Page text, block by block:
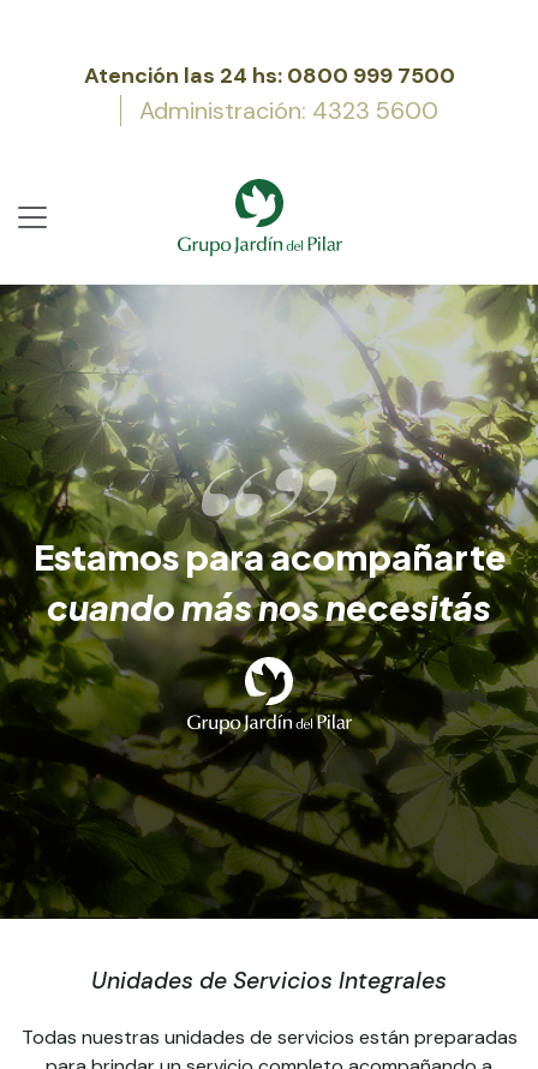
Atención las 24 hs: 0800 999 7500
Administración: 4323 5600
Estamos para acompañarte
cuando más nos necesitás
Unidades de Servicios Integrales
Todas nuestras unidades de servicios están preparadas